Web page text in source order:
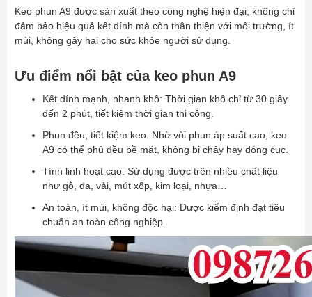
Keo phun A9 được sản xuất theo công nghệ hiện đại, không chỉ
đảm bảo hiệu quả kết dính mà còn thân thiện với môi trường, ít
mùi, không gây hại cho sức khỏe người sử dụng.
Ưu điểm nổi bật của keo phun A9
Kết dính mạnh, nhanh khô: Thời gian khô chỉ từ 30 giây
đến 2 phút, tiết kiệm thời gian thi công.
Phun đều, tiết kiệm keo: Nhờ vòi phun áp suất cao, keo
A9 có thể phủ đều bề mặt, không bị chảy hay đóng cục.
Tính linh hoạt cao: Sử dụng được trên nhiều chất liệu
như gỗ, da, vải, mút xốp, kim loại, nhựa…
An toàn, ít mùi, không độc hại: Được kiểm định đạt tiêu
chuẩn an toàn công nghiệp.